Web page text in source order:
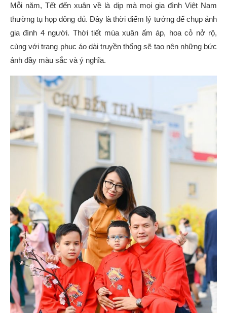
Mỗi năm, Tết đến xuân về là dịp mà mọi gia đình Việt Nam
thường tụ họp đông đủ. Đây là thời điểm lý tưởng để chụp ảnh
gia đình 4 người. Thời tiết mùa xuân ấm áp, hoa cỏ nở rộ,
cùng với trang phục áo dài truyền thống sẽ tạo nên những bức
ảnh đầy màu sắc và ý nghĩa.